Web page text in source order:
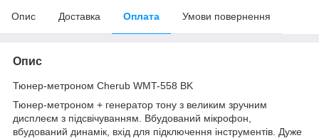
Опис Доставка Оплата Умови повернення
Опис
Тюнер-метроном Cherub WMT-558 BK
Тюнер-метроном + генератор тону з великим зручним
дисплеєм з підсвічуванням. Вбудований мікрофон,
вбудований динамік, вхід для підключення інструментів. Дуже